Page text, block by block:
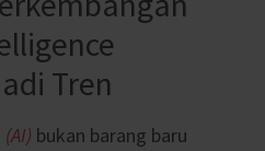
Tren
(AI) bukan barang baru